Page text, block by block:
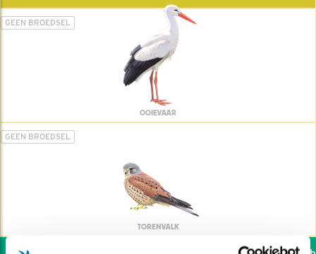
GEEN BROEDSEL
OOIEVAAR
GEEN BROEDSEL
TORENVALK